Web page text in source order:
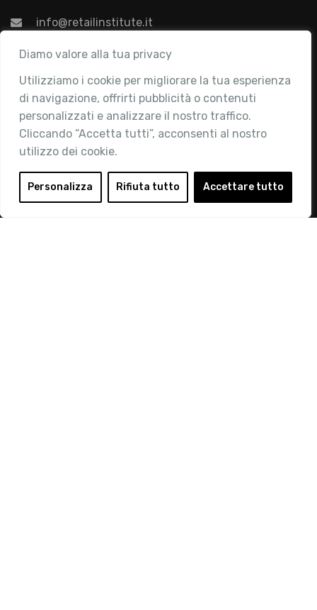
Diamo valore alla tua privacy
Utilizziamo i cookie per migliorare la tua esperienza
di navigazione, offrirti pubblicità o contenuti
personalizzati e analizzare il nostro traffico.
Cliccando “Accetta tutti”, acconsenti al nostro
utilizzo dei cookie.
Personalizza Rifiuta tutto Accettare tutto
info@retailinstitute.it
Associazione
Chi siamo
Attività
Contatti
Area Riservata
Login
Diventa Socio